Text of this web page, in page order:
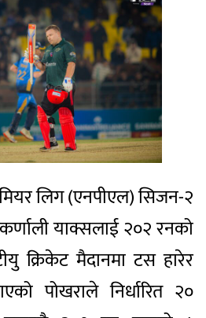
लिग (एनपीएल) सिजन-२
याक्सलाई २०२ रनको
क्रिकेट मैदानमा टस हारेर
पोखराले निर्धारित २०